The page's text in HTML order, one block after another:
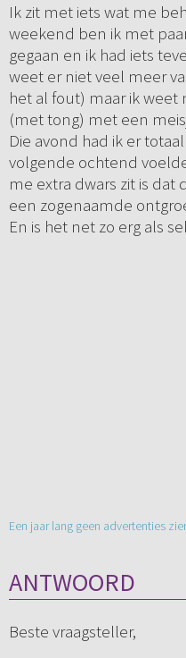
Ik zit met iets wat me
weekend ben ik met
gegaan en ik had iets
weet er niet veel meer
het al fout) maar ik weet
(met tong) met een
Die avond had ik er
volgende ochtend
me extra dwars zit is dat
een zogenaamde
En is het net zo erg als
Een jaar lang geen advertenties
ANTWOORD
Beste vraagsteller,